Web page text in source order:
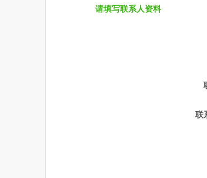
请填写联系人资料
联